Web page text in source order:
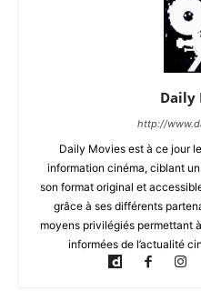
Daily
http://
Daily Movies est à ce jour
information cinéma, ciblant
son format original et
grâce à ses différents
moyens privilégiés permettant
informées de l’actualité